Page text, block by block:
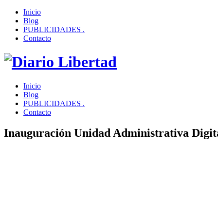
Inicio
Blog
PUBLICIDADES .
Contacto
Inicio
Blog
PUBLICIDADES .
Contacto
Inauguración Unidad Administrativa